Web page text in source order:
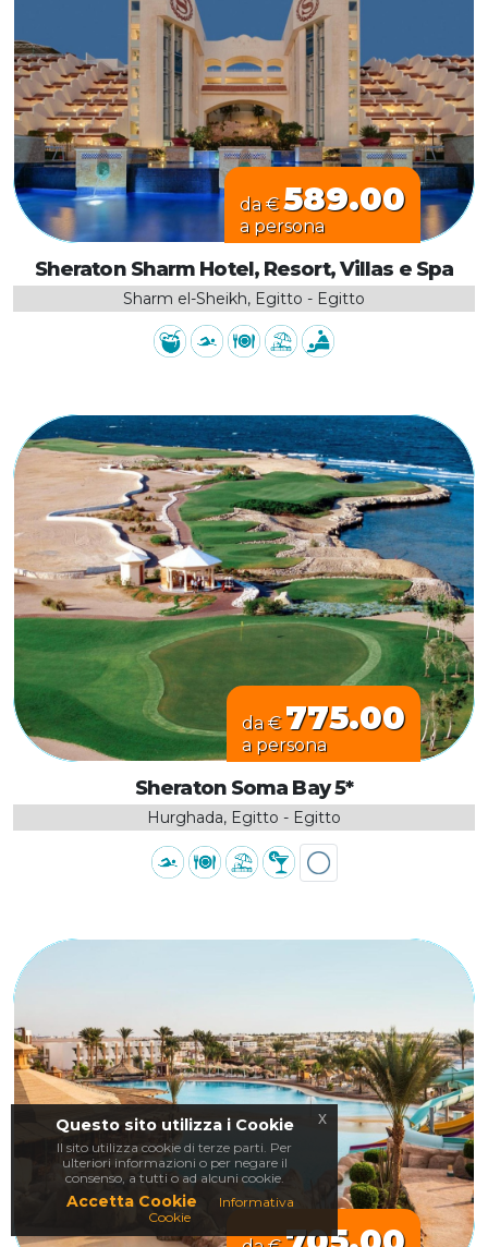
da €589.00
a persona
Sheraton Sharm Hotel, Resort, Villas e Spa
Sharm el-Sheikh, Egitto - Egitto
da € 775.00
a persona
Sheraton Soma Bay 5*
Hurghada, Egitto - Egitto
Questo sito utilizza i Cookie
Il sito utilizza cookie di terze parti. Per
ulteriori informazioni o per negare il
consenso, a tutti o ad alcuni cookie.
Accetta Cookie
Informativa
Cookie
x